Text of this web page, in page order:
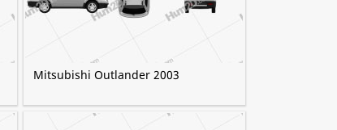
Mitsubishi Outlander 2003